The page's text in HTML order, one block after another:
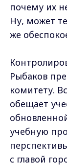
почему их
Ну, может
же
Рыбаков
комитету.
обещает
учебную
с главой